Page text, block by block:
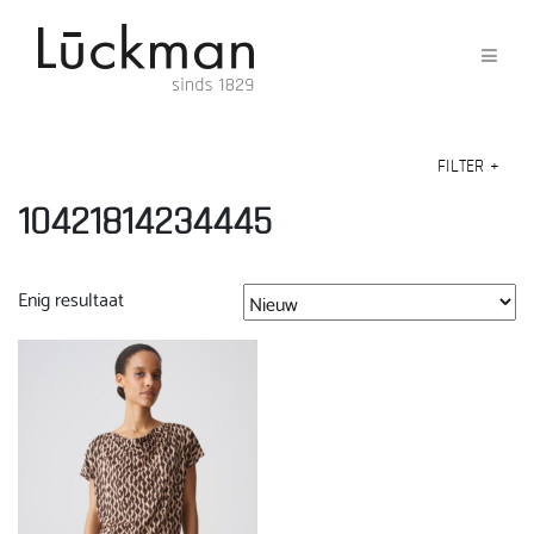
FILTER +
10421814234445
Enig resultaat